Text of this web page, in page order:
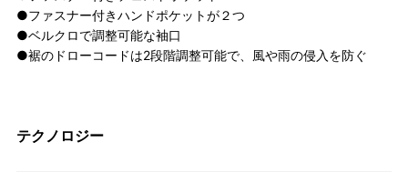
●ファスナー付きハンドポケットが２つ
●ベルクロで調整可能な袖口
●裾のドローコードは2段階調整可能で、風や雨の侵入を防ぐ
テクノロジー